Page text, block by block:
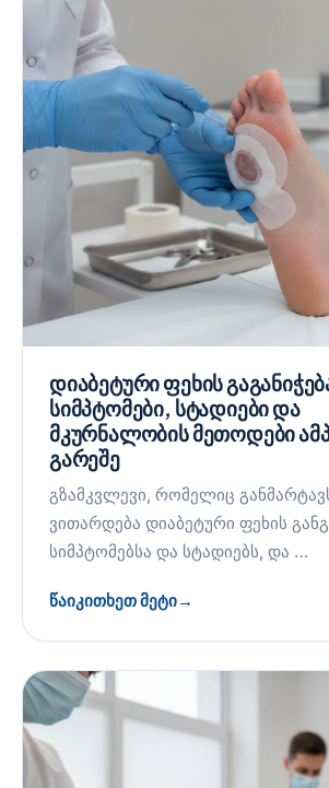
დიაბეტური ფეხის
სიმპტომები, სტადიები და
მკურნალობის მეთოდები
გარეშე
გზამკვლევი, რომელიც
ვითარდება დიაბეტური ფეხის
სიმპტომებსა და სტადიებს, და …
წაიკითხეთ მეტი